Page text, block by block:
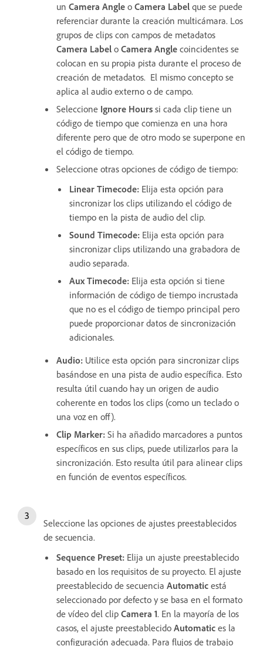
un Camera Angle o Camera Label que se puede
referenciar durante la creación multicámara. Los
grupos de clips con campos de metadatos
Camera Label o Camera Angle coincidentes se
colocan en su propia pista durante el proceso de
creación de metadatos. El mismo concepto se
aplica al audio externo o de campo.
Seleccione Ignore Hours si cada clip tiene un
código de tiempo que comienza en una hora
diferente pero que de otro modo se superpone en
el código de tiempo.
Seleccione otras opciones de código de tiempo:
Linear Timecode: Elija esta opción para
sincronizar los clips utilizando el código de
tiempo en la pista de audio del clip.
Sound Timecode: Elija esta opción para
sincronizar clips utilizando una grabadora de
audio separada.
Aux Timecode: Elija esta opción si tiene
información de código de tiempo incrustada
que no es el código de tiempo principal pero
puede proporcionar datos de sincronización
adicionales.
Audio: Utilice esta opción para sincronizar clips
basándose en una pista de audio específica. Esto
resulta útil cuando hay un origen de audio
coherente en todos los clips (como un teclado o
una voz en off).
Clip Marker: Si ha añadido marcadores a puntos
específicos en sus clips, puede utilizarlos para la
sincronización. Esto resulta útil para alinear clips
en función de eventos específicos.
Seleccione las opciones de ajustes preestablecidos
de secuencia.
Sequence Preset: Elija un ajuste preestablecido
basado en los requisitos de su proyecto. El ajuste
preestablecido de secuencia Automatic está
seleccionado por defecto y se basa en el formato
de vídeo del clip Camera 1. En la mayoría de los
casos, el ajuste preestablecido Automatic es la
configuración adecuada. Para flujos de trabajo